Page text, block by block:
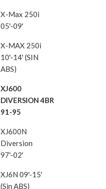
X-Max 250i
05'-09'
X-MAX 250i
10'-14' (SIN
ABS)
XJ600
DIVERSION 4BR
91-95
XJ600N
Diversion
97'-02'
XJ6N 09'-15'
(Sin ABS)